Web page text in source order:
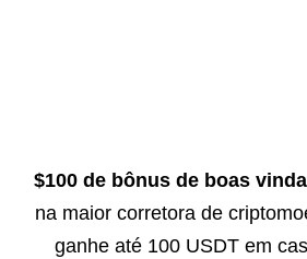
$100 de bônus de boas
na maior corretora de
ganhe até 100 USDT em